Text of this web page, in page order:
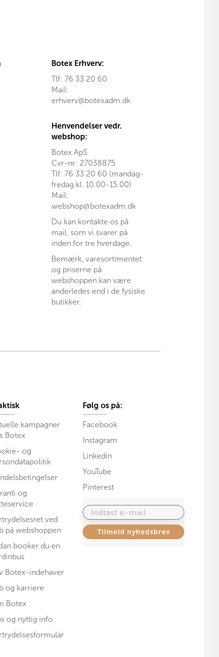
Botex Erhverv:
Tlf: 76 33 20 60
Mail:
erhverv@botexadm.dk
Henvendelser vedr.
webshop:
Botex ApS
Cvr-nr: 27038875
Tlf: 76 33 20 60 (mandag-
fredag kl. 10.00-15.00)
Mail:
webshop@botexadm.dk
Du kan kontakte os på
mail, som vi svarer på
inden for tre hverdage.
Bemærk, varesortimentet
og priserne på
webshoppen kan være
anderledes end i de fysiske
butikker.
kampagner
Botex
og
og
ved
på webshoppen
booker du en
Botex-indehaver
og karriere
Botex
og nyttig info
Følg os på:
Facebook
Instagram
Linkedin
YouTube
Pinterest
Indtast e-mail
Tilmeld nyhedsbrev